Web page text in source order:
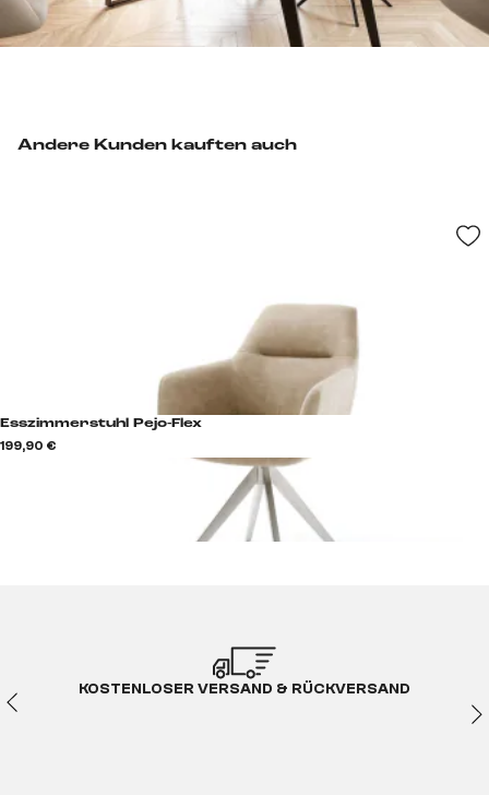
Andere Kunden kauften auch
Esszimmerstuhl Pejo-Flex
199,90 €
KOSTENLOSER VERSAND & RÜCKVERSAND